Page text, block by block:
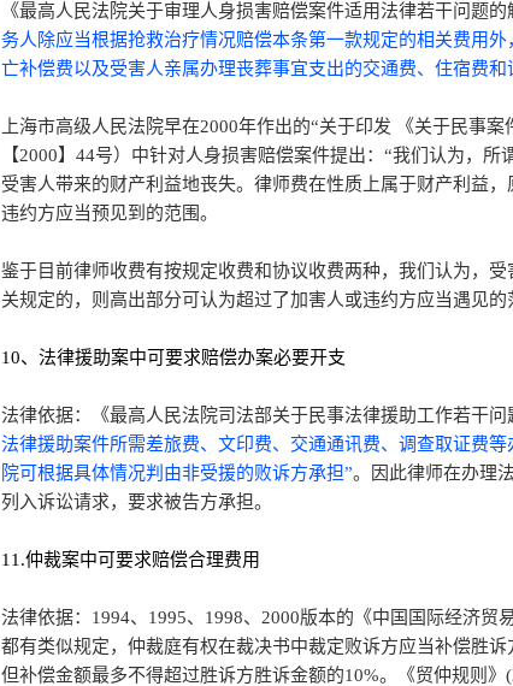
《最高人民法院关于审理人身损害赔偿案件适用法律若干问题
务人除应当根据抢救治疗情况赔偿本条第一款规定的相关费用
亡补偿费以及受害人亲属办理丧葬事宜支出的交通费、住宿费和
上海市高级人民法院早在2000年作出的“关于印发 《关于民事
【2000】44号）中针对人身损害赔偿案件提出：“我们认为，
受害人带来的财产利益地丧失。律师费在性质上属于财产利益
违约方应当预见到的范围。
鉴于目前律师收费有按规定收费和协议收费两种，我们认为，
关规定的，则高出部分可认为超过了加害人或违约方应当遇见
10、法律援助案中可要求赔偿办案必要开支
法律依据：《最高人民法院司法部关于民事法律援助工作若干问
法律援助案件所需差旅费、文印费、交通通讯费、调查取证费
院可根据具体情况判由非受援的败诉方承担”。因此律师在办理
列入诉讼请求，要求被告方承担。
11.仲裁案中可要求赔偿合理费用
法律依据：1994、1995、1998、2000版本的《中国国际经济贸
都有类似规定，仲裁庭有权在裁决书中裁定败诉方应当补偿胜诉
但补偿金额最多不得超过胜诉方胜诉金额的10%。《贸仲规则